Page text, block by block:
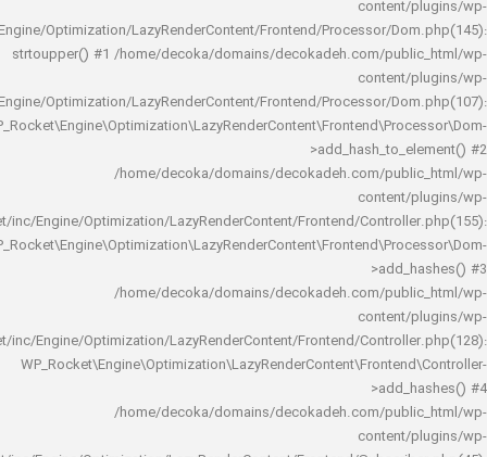
rocket/inc/Engine/Optimization/LazyRenderContent/Frontend/Processor/
strtoupper() #1 /home/decoka/domains/decokadeh.com/
rocket/inc/Engine/Optimization/LazyRenderContent/Frontend/Processor/
/home/decoka/domains/decokadeh.com/
rocket/inc/Engine/Optimization/LazyRenderContent/Frontend/
/home/decoka/domains/decokadeh.com/
rocket/inc/Engine/Optimization/LazyRenderContent/Frontend/
/home/decoka/domains/decokadeh.com/